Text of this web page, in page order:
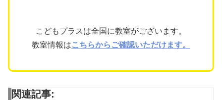
こどもプラスは全国に教室がございます。
教室情報はこちらからご確認いただけます。
関連記事: